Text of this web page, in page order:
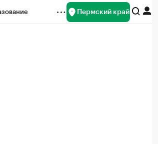
Пермский край